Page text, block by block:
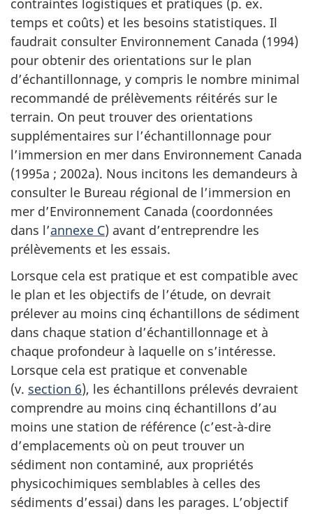
temps et coûts) et les besoins statistiques. Il
faudrait consulter Environnement Canada (1994)
pour obtenir des orientations sur le plan
d’échantillonnage, y compris le nombre minimal
recommandé de prélèvements réitérés sur le
terrain. On peut trouver des orientations
supplémentaires sur l’échantillonnage pour
l’immersion en mer dans Environnement Canada
(1995a ; 2002a). Nous incitons les demandeurs à
consulter le Bureau régional de l’immersion en
mer d’Environnement Canada (coordonnées
dans l’annexe C) avant d’entreprendre les
prélèvements et les essais.
Lorsque cela est pratique et est compatible avec
le plan et les objectifs de l’étude, on devrait
prélever au moins cinq échantillons de sédiment
dans chaque station d’échantillonnage et à
chaque profondeur à laquelle on s’intéresse.
Lorsque cela est pratique et convenable
(v. section 6), les échantillons prélevés devraient
comprendre au moins cinq échantillons d’au
moins une station de référence (c’est-à-dire
d’emplacements où on peut trouver un
sédiment non contaminé, aux propriétés
physicochimiques semblables à celles des
sédiments d’essai) dans les parages. L’objectif